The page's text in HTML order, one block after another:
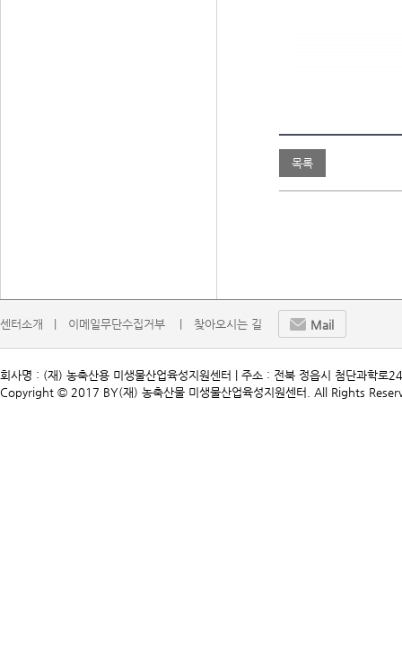
목록
센터소개   | 이메일무단수집거부    | 찾아오시는 길 Mail
회사명 : (재) 농축산용 미생물산업육성지원센터 | 주소 : 전북 정읍시 첨단과
Copyright © 2017 BY(재) 농축산물 미생물산업육성지원센터. All Rights